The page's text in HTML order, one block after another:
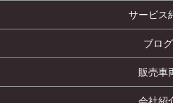
サービス
ブログ
販売車
会社紹